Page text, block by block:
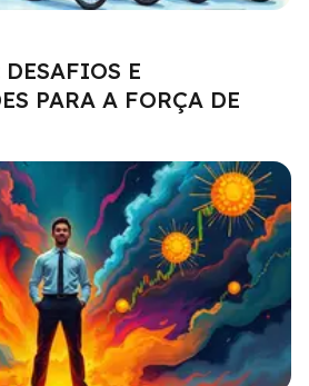
E
PARA A FORÇA DE